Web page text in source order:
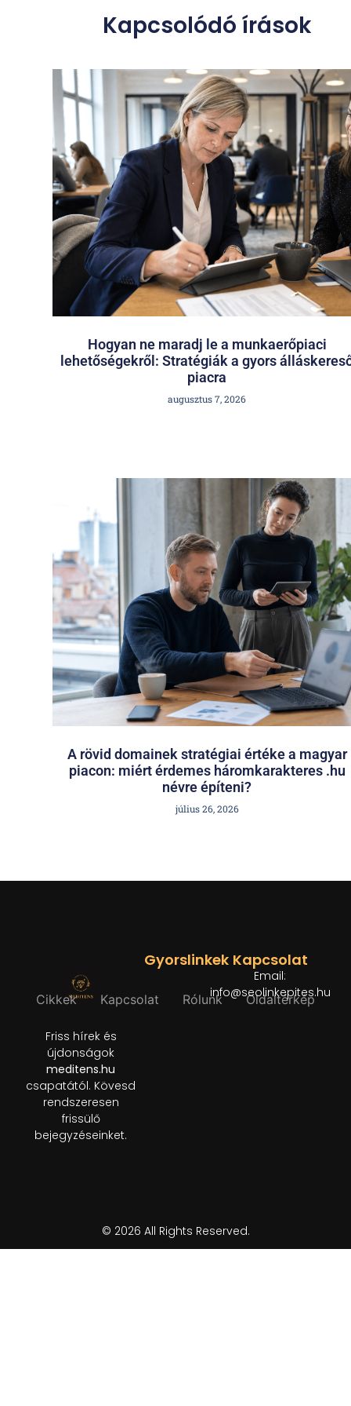
Kapcsolódó írások
Hogyan ne maradj le a munkaerőpiaci
lehetőségekről: Stratégiák a gyors
piacra
augusztus 7, 2026
A rövid domainek stratégiai értéke a magyar
piacon: miért érdemes háromkarakteres .hu
névre építeni?
július 26, 2026
Friss hírek és
újdonságok
meditens.hu
csapatától. Kövesd
rendszeresen
frissülő
bejegyzéseinket.
Gyorslinkek
Cikkek Kapcsolat Rólunk Oldaltérkép
Kapcsolat
Email:
info@seolinkepites.hu
© 2026 All Rights Reserved.